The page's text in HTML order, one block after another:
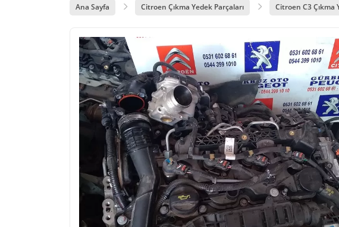
Ana Sayfa Citroen Çıkma Yedek Parçaları Citroen C3 Çıkma